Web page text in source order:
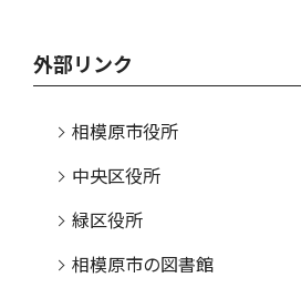
外部リンク
相模原市役所
中央区役所
緑区役所
相模原市の図書館